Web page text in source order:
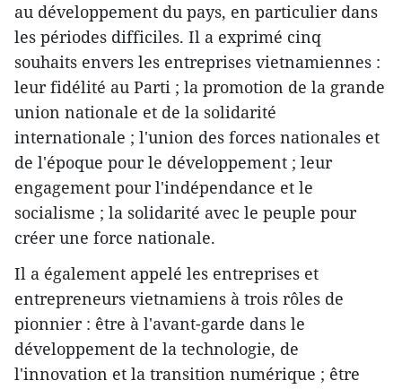
au développement du pays, en particulier dans
les périodes difficiles. Il a exprimé cinq
souhaits envers les entreprises vietnamiennes :
leur fidélité au Parti ; la promotion de la grande
union nationale et de la solidarité
internationale ; l'union des forces nationales et
de l'époque pour le développement ; leur
engagement pour l'indépendance et le
socialisme ; la solidarité avec le peuple pour
créer une force nationale.
Il a également appelé les entreprises et
entrepreneurs vietnamiens à trois rôles de
pionnier : être à l'avant-garde dans le
développement de la technologie, de
l'innovation et la transition numérique ; être